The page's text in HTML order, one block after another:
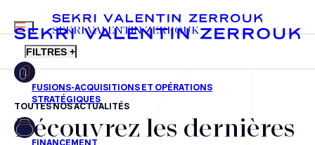
FR EN
MENU
SEKRI VALENTIN ZERROUK
FILTRES +
Fusions-acquisitions et opérations stratégiques
TOUTES NOS ACTUALITÉS
Découvrez les dernières